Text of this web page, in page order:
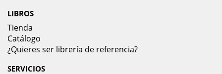
LIBROS
Tienda
Catálogo
¿Quieres ser librería de referencia?
SERVICIOS